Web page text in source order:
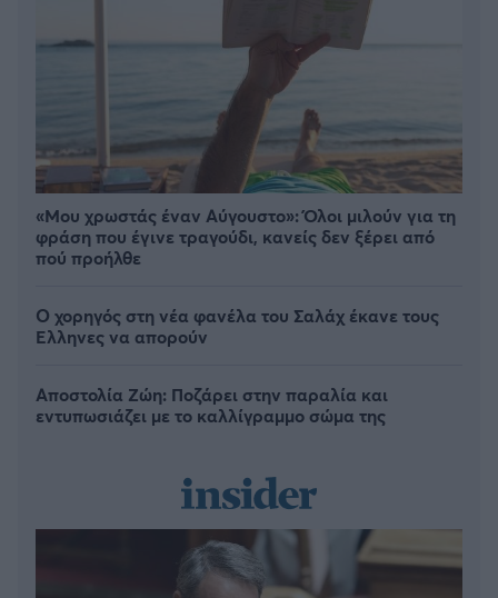
«Μου χρωστάς έναν Αύγουστο»: Όλοι μιλούν για τη
φράση που έγινε τραγούδι, κανείς δεν ξέρει από
πού προήλθε
Ο χορηγός στη νέα φανέλα του Σαλάχ έκανε τους
Έλληνες να απορούν
Αποστολία Ζώη: Ποζάρει στην παραλία και
εντυπωσιάζει με το καλλίγραμμο σώμα της